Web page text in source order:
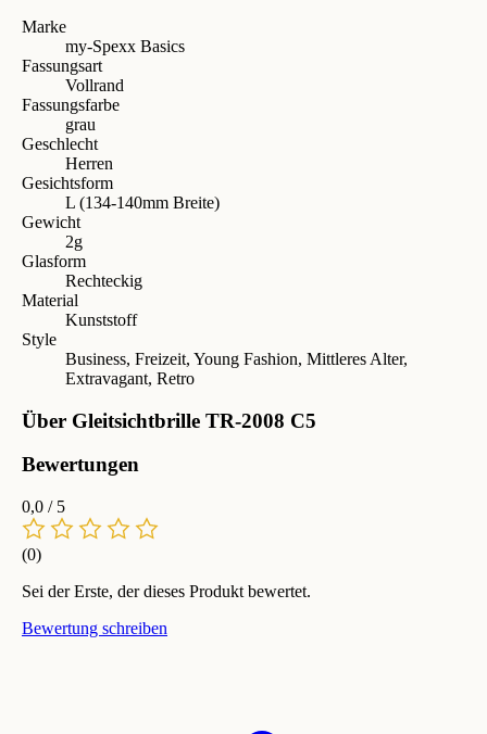
Marke
my-Spexx Basics
Fassungsart
Vollrand
Fassungsfarbe
grau
Geschlecht
Herren
Gesichtsform
L (134-140mm Breite)
Gewicht
2g
Glasform
Rechteckig
Material
Kunststoff
Style
Business, Freizeit, Young Fashion, Mittleres Alter,
Extravagant, Retro
Über Gleitsichtbrille TR-2008 C5
Bewertungen
0,0 / 5
(0)
Sei der Erste, der dieses Produkt bewertet.
Bewertung schreiben